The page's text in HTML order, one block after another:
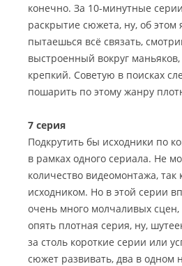
конечно. За 10-минутные
раскрытие сюжета, ну, об этом
пытаешься всё связать,
выстроенный вокруг
крепкий. Советую в поисках
пошарить по этому жанру
7 серия
Подкрутить бы исходники по
в рамках одного сериала. Не
количество видеомонтажа, так
исходником. Но в этой серии
очень много молчаливых сцен,
опять плотная серия, ну,
за столь короткие серии или
сюжет развивать, два в одном